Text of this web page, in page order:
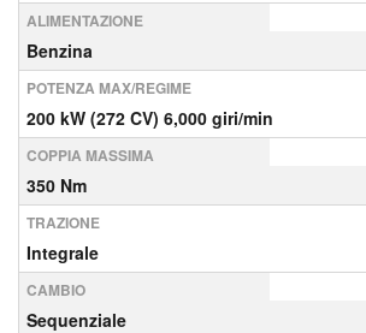
ALIMENTAZIONE
Benzina
POTENZA MAX/REGIME
200 kW (272 CV) 6,000 giri/min
COPPIA MASSIMA
350 Nm
TRAZIONE
Integrale
CAMBIO
Sequenziale